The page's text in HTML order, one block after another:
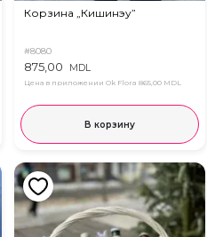
Корзина „Кишинэу”
#8080
875,00 MDL
Цена в приложении Ok Flora 865,00 MDL
В корзину